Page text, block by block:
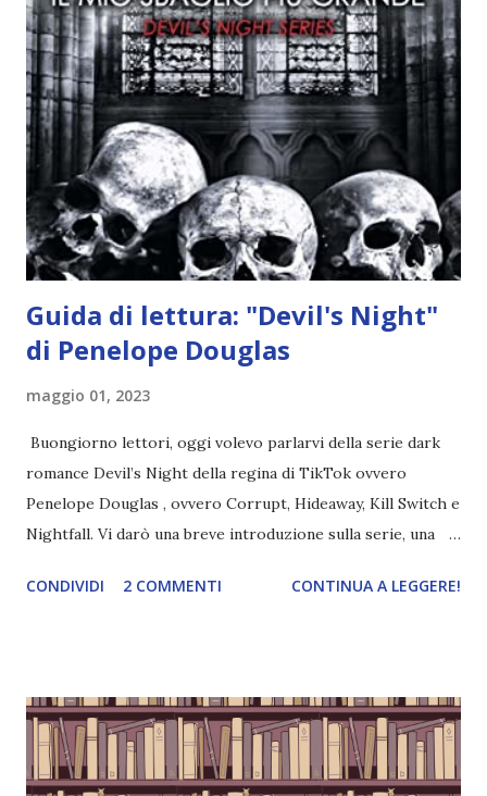
angelo puro, Elemiah. Ma, a differenza di cosa pensano,
l'angelo non ha intenzione di fare una strage, piuttosto è lì
per avvertili che Mikael non è più "l'angelo puro" che
credono e che potrebbe aver ucciso altri mezzi angeli, tipo
Rafael. A quelle parole, Haniel seguito da altri ibridi, si reca
nell'appartamento, senza risultati. Infine cercano nella
chiesetta. Lì trovano Rafael alle prese con gli angeli puri,
ma questa volta ...
Guida di lettura: "Devil's Night"
di Penelope Douglas
maggio 01, 2023
Buongiorno lettori, oggi volevo parlarvi della serie dark
romance Devil’s Night della regina di TikTok ovvero
Penelope Douglas , ovvero Corrupt, Hideaway, Kill Switch e
Nightfall. Vi darò una breve introduzione sulla serie, una
e anche un breve commento sui libri singoli. I libri sono in
grande (Devil's Night 1#) Autrice : Penelope Douglas
Pagine: 448 Editore: Newton Compton Editori
Pubblicazione: 10 Gennaio 2023 Traduttore: Laura Lancini
CONDIVIDI 2 COMMENTI CONTINUA A LEGGERE!